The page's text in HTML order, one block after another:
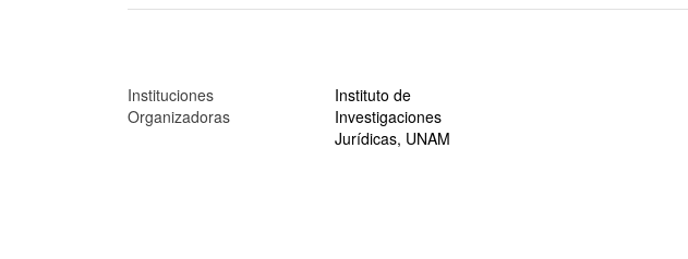
Instituciones
Organizadoras
Instituto de
Investigaciones
Jurídicas, UNAM